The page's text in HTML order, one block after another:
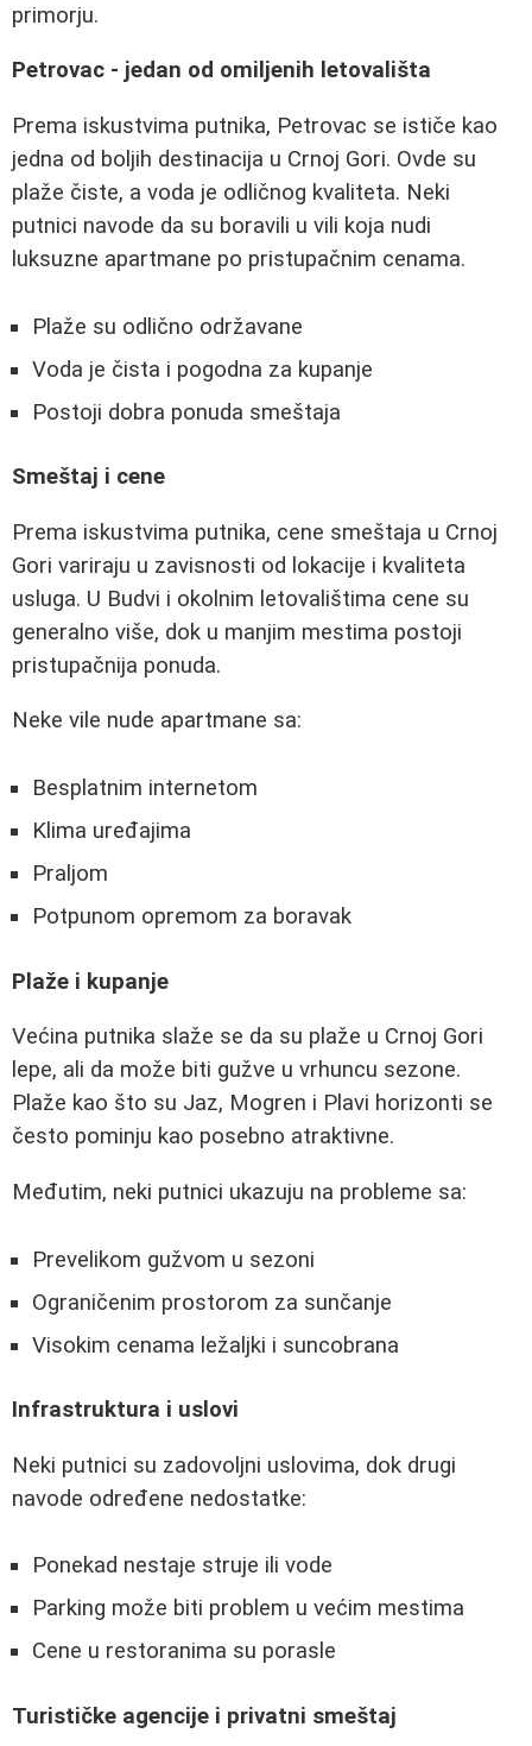
primorju.
Petrovac - jedan od omiljenih letovališta
Prema iskustvima putnika, Petrovac se ističe kao
jedna od boljih destinacija u Crnoj Gori. Ovde su
plaže čiste, a voda je odličnog kvaliteta. Neki
putnici navode da su boravili u vili koja nudi
luksuzne apartmane po pristupačnim cenama.
Plaže su odlično održavane
Voda je čista i pogodna za kupanje
Postoji dobra ponuda smeštaja
Smeštaj i cene
Prema iskustvima putnika, cene smeštaja u Crnoj
Gori variraju u zavisnosti od lokacije i kvaliteta
usluga. U Budvi i okolnim letovalištima cene su
generalno više, dok u manjim mestima postoji
pristupačnija ponuda.
Neke vile nude apartmane sa:
Besplatnim internetom
Klima uređajima
Praljom
Potpunom opremom za boravak
Plaže i kupanje
Većina putnika slaže se da su plaže u Crnoj Gori
lepe, ali da može biti gužve u vrhuncu sezone.
Plaže kao što su Jaz, Mogren i Plavi horizonti se
često pominju kao posebno atraktivne.
Međutim, neki putnici ukazuju na probleme sa:
Prevelikom gužvom u sezoni
Ograničenim prostorom za sunčanje
Visokim cenama ležaljki i suncobrana
Infrastruktura i uslovi
Neki putnici su zadovoljni uslovima, dok drugi
navode određene nedostatke:
Ponekad nestaje struje ili vode
Parking može biti problem u većim mestima
Cene u restoranima su porasle
Turističke agencije i privatni smeštaj